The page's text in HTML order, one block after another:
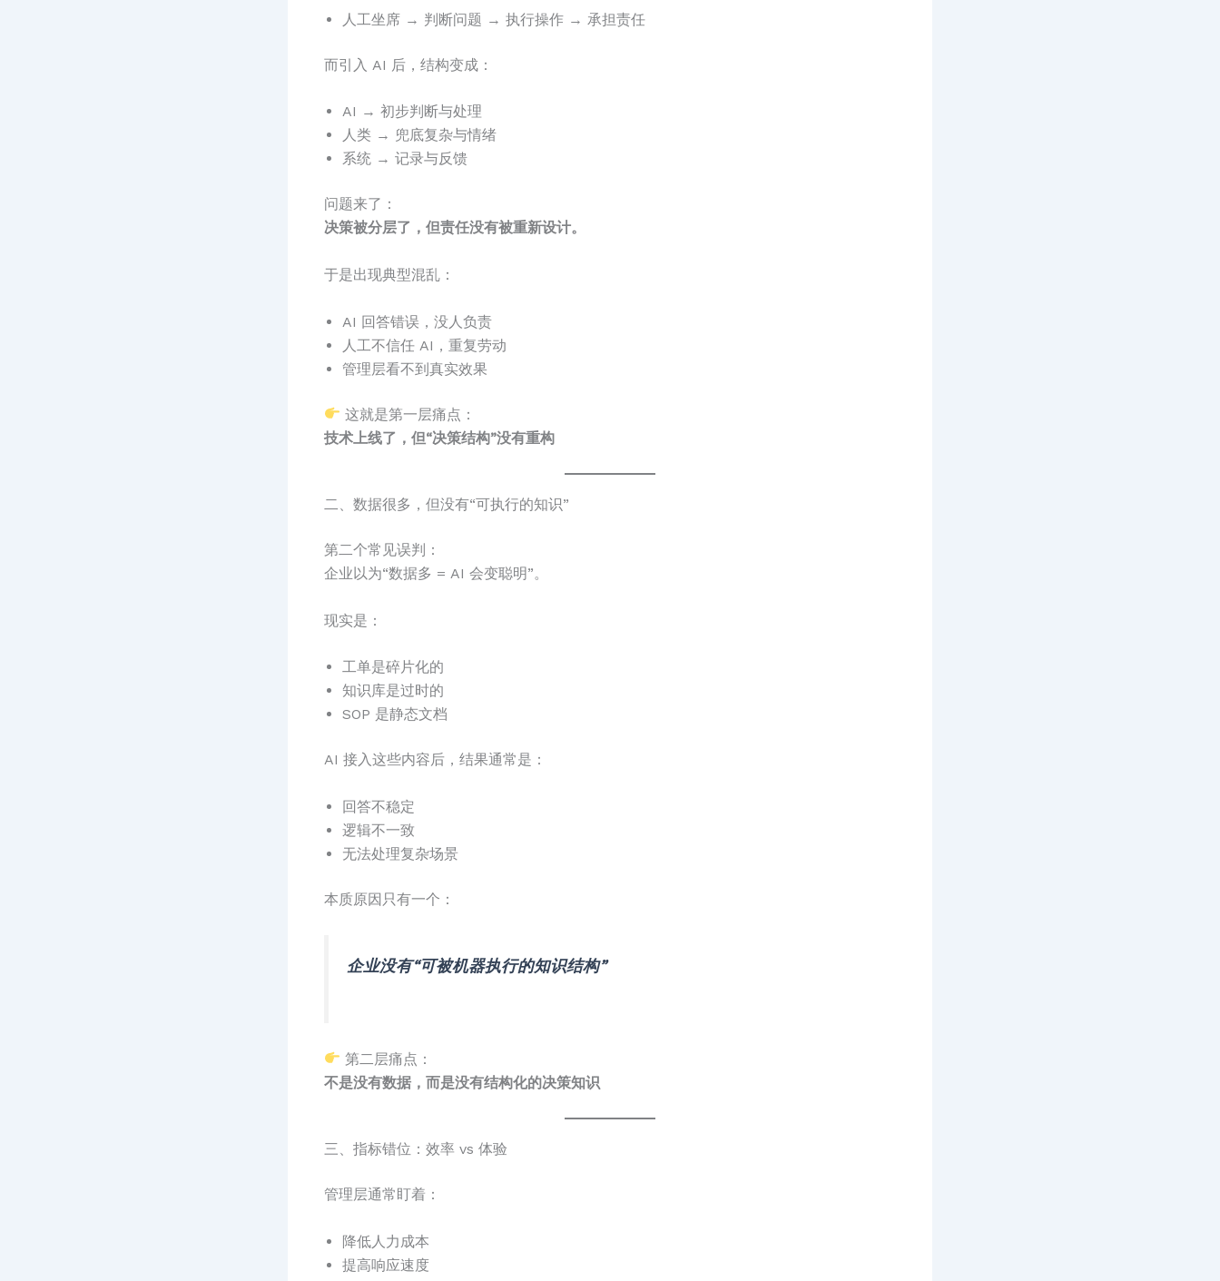
人工坐席 → 判断问题 → 执行操作 → 承担责任
而引入 AI 后，结构变成：
AI → 初步判断与处理
人类 → 兜底复杂与情绪
系统 → 记录与反馈
问题来了：
决策被分层了，但责任没有被重新设计。
于是出现典型混乱：
AI 回答错误，没人负责
人工不信任 AI，重复劳动
管理层看不到真实效果
这就是第一层痛点：
技术上线了，但“决策结构”没有重构
二、数据很多，但没有“可执行的知识”
第二个常见误判：
企业以为“数据多 = AI 会变聪明”。
现实是：
工单是碎片化的
知识库是过时的
SOP 是静态文档
AI 接入这些内容后，结果通常是：
回答不稳定
逻辑不一致
无法处理复杂场景
本质原因只有一个：
企业没有“可被机器执行的知识结构”
第二层痛点：
不是没有数据，而是没有结构化的决策知识
三、指标错位：效率 vs 体验
管理层通常盯着：
降低人力成本
提高响应速度